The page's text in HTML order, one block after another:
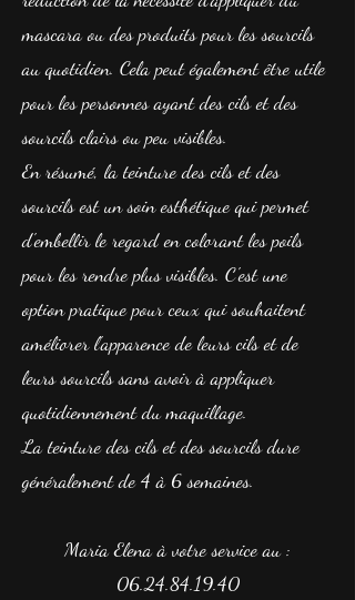
mascara ou des produits pour les sourcils
au quotidien. Cela peut également être utile
pour les personnes ayant des cils et des
sourcils clairs ou peu visibles.
En résumé, la teinture des cils et des
sourcils est un soin esthétique qui permet
d'embellir le regard en colorant les poils
pour les rendre plus visibles. C'est une
option pratique pour ceux qui souhaitent
améliorer l'apparence de leurs cils et de
leurs sourcils sans avoir à appliquer
quotidiennement du maquillage.
La teinture des cils et des sourcils dure
généralement de 4 à 6 semaines.
Maria Elena à votre service au :
06.24.84.19.40